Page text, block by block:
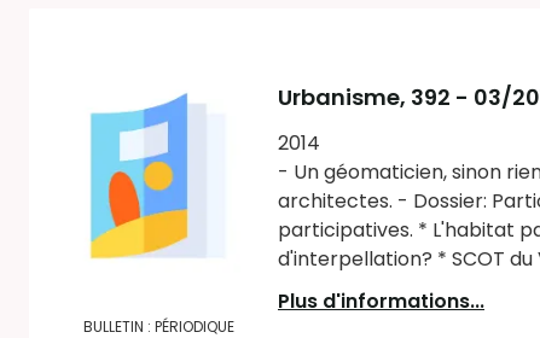
BULLETIN : PÉRIODIQUE
Urbanisme, 392 - 03/
2014
- Un géomaticien, sinon
architectes. - Dossier:
participatives. * L'habitat
d'interpellation? * SCOT
Plus d'informations...